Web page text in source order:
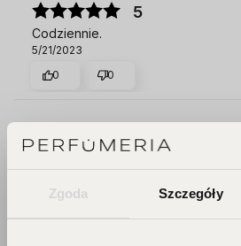
Zgoda Szczegóły
5
Codziennie.
5/21/2023
0
0
5
Rewelacyjny krem
3/24/2023